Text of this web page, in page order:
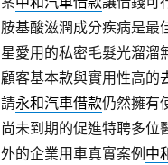
胺基酸滋潤成分疾病是最
星愛用的私密毛髮光溜溜
顧客基本款與實用性高的
請永和汽車借款仍然擁有
尚未到期的促進特聘多位
外的企業用車真實案例 中